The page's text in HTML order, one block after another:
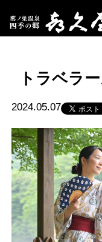
トラベラ
2024.05.07